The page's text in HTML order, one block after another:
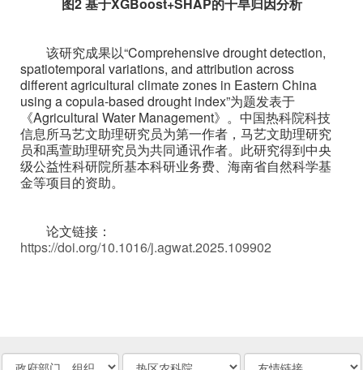
该研究成果以“Comprehensive drought detection,
spatiotemporal variations, and attribution across
different agricultural climate zones in Eastern China
using a copula-based drought index”为题发表于
《Agricultural Water Management》。中国热科院科技
信息所马艺文助理研究员为第一作者，马艺文助理研究
员和禹萱助理研究员为共同通讯作者。此研究得到中央
级公益性科研院所基本科研业务费、海南省自然科学基
金等项目的资助。
论文链接：
https://doi.org/10.1016/j.agwat.2025.109902